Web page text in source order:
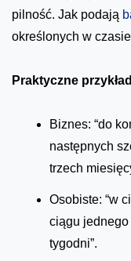
pilność. Jak podają
określonych w
Praktyczne
Biznes: “do
następnych
trzech
Osobiste: “w
ciągu jednego
tygodni”.